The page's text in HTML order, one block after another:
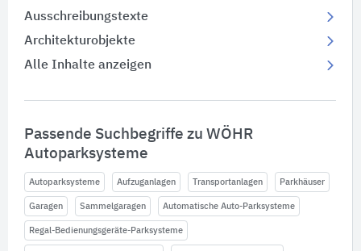
Ausschreibungstexte
Architekturobjekte
Alle Inhalte anzeigen
Passende Suchbegriffe zu WÖHR
Autoparksysteme
Autoparksysteme Aufzuganlagen Transportanlagen Parkhäuser
Garagen Sammelgaragen Automatische Auto-Parksysteme
Regal-Bedienungsgeräte-Parksysteme